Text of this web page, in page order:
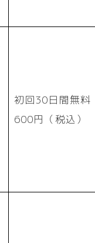
初回30日間無料
600円（税込）